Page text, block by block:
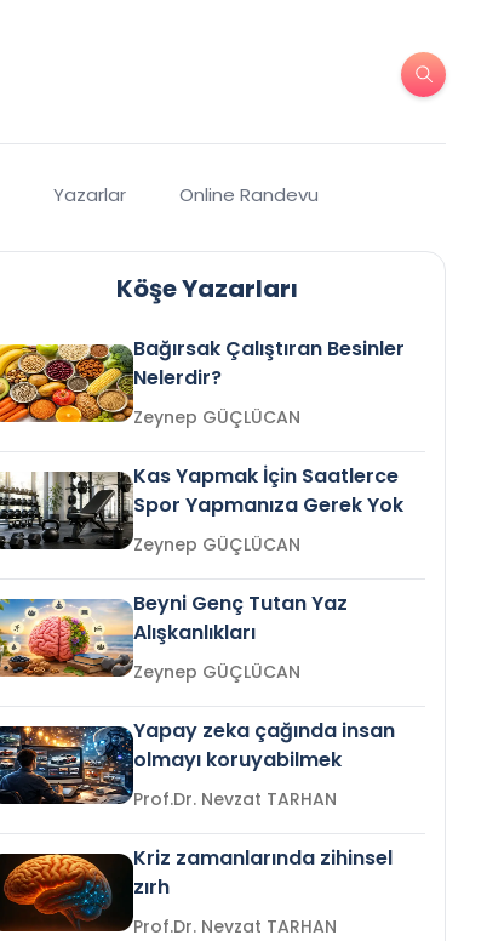
Yazarlar Online Randevu
Köşe Yazarları
Bağırsak Çalıştıran Besinler
Nelerdir?
Zeynep GÜÇLÜCAN
Kas Yapmak İçin Saatlerce
Spor Yapmanıza Gerek Yok
Zeynep GÜÇLÜCAN
Beyni Genç Tutan Yaz
Alışkanlıkları
Zeynep GÜÇLÜCAN
Yapay zeka çağında insan
olmayı koruyabilmek
Prof.Dr. Nevzat TARHAN
Kriz zamanlarında zihinsel
zırh
Prof.Dr. Nevzat TARHAN